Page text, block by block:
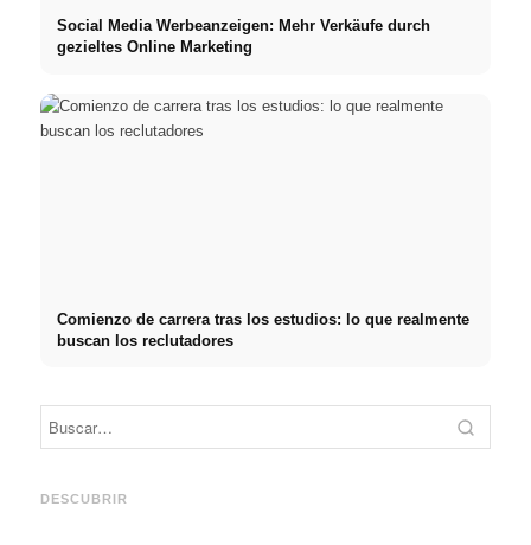
Social Media Werbeanzeigen: Mehr Verkäufe durch
gezieltes Online Marketing
Comienzo de carrera tras los estudios: lo que realmente
buscan los reclutadores
DESCUBRIR
Práctica profesional en
y el camino directo hacia la
Financiar los estudios en